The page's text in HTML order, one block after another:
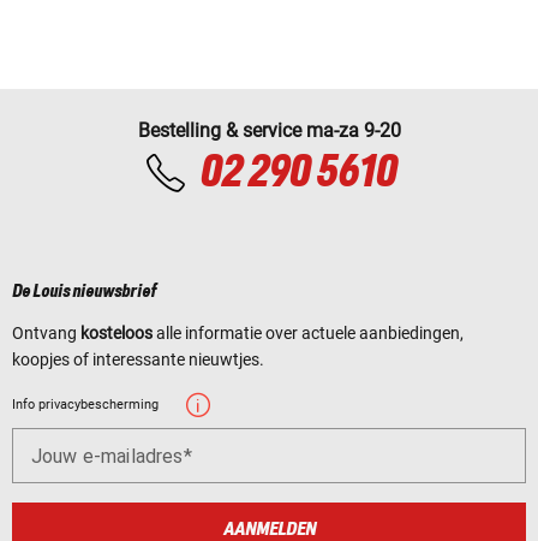
Bestelling & service ma-za 9-20
02 290 5610
De Louis nieuwsbrief
Ontvang kosteloosalle informatie over actuele aanbiedingen,
koopjes of interessante nieuwtjes.
Info privacybescherming
Jouw e-mailadres
AANMELDEN